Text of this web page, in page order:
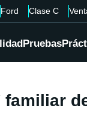
Ford Clase C
Pruebas